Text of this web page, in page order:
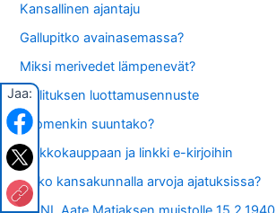
Kansallinen ajantaju
Gallupitko avainasemassa?
Miksi merivedet lämpenevät?
Hallituksen luottamusennuste
Suomenkin suuntako?
Verkkokauppaan ja linkki e-kirjoihin
Onko kansakunnalla arvoja ajatuksissa?
Jaa: